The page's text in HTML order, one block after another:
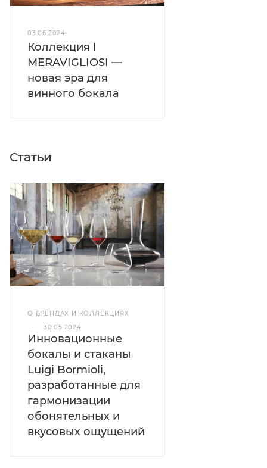
03.06.2024
Коллекция I
MERAVIGLIOSI —
новая эра для
винного бокала
Статьи
О БРЕНДАХ И КОЛЛЕКЦИЯХ
—
30.05.2024
Инновационные
бокалы и стаканы
Luigi Bormioli,
разработанные для
гармонизации
обонятельных и
вкусовых ощущений